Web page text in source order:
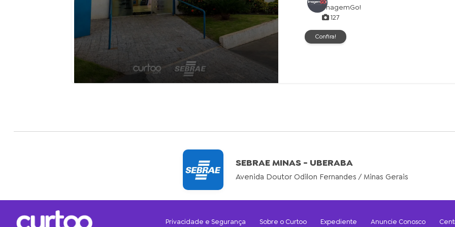
ImagemGo!
127
Confira!
SEBRAE MINAS - UBERABA
Avenida Doutor Odilon Fernandes / Minas Gerais
Privacidade e Segurança Sobre o Curtoo Expediente Anuncie Conosco